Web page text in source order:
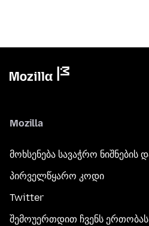
Mozilla
მოხსენება სავაჭრო ნიშნების
პირველწყარო კოდი
Twitter
შემოუერთდით ჩვენს ერთობას